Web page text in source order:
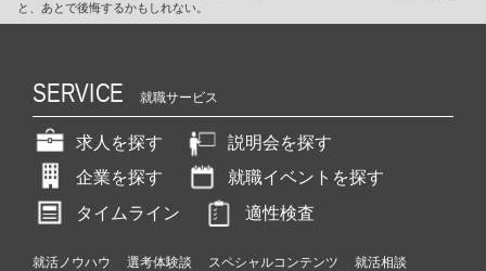
と、あとで後悔するかもしれない。
SERVICE 就職サービス
求人を探す
説明会を探す
企業を探す
就職イベントを探す
タイムライン
適性検査
就活ノウハウ 選考体験談 スペシャルコンテンツ
就活相談